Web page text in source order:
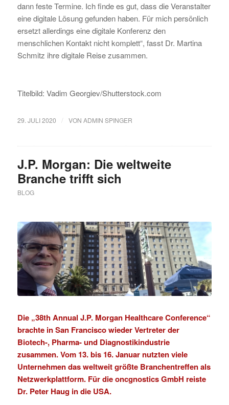
dann feste Termine. Ich finde es gut, dass die Veranstalter
eine digitale Lösung gefunden haben. Für mich persönlich
ersetzt allerdings eine digitale Konferenz den
menschlichen Kontakt nicht komplett“, fasst Dr. Martina
Schmitz ihre digitale Reise zusammen.
Titelbild: Vadim Georgiev/Shutterstock.com
29. JULI 2020 / VON ADMIN SPINGER
J.P. Morgan: Die weltweite
Branche trifft sich
BLOG
Die „38th Annual J.P. Morgan Healthcare Conference“
brachte in San Francisco wieder Vertreter der
Biotech-, Pharma- und Diagnostikindustrie
zusammen. Vom 13. bis 16. Januar nutzten viele
Unternehmen das weltweit größte Branchentreffen als
Netzwerkplattform. Für die oncgnostics GmbH reiste
Dr. Peter Haug in die USA.